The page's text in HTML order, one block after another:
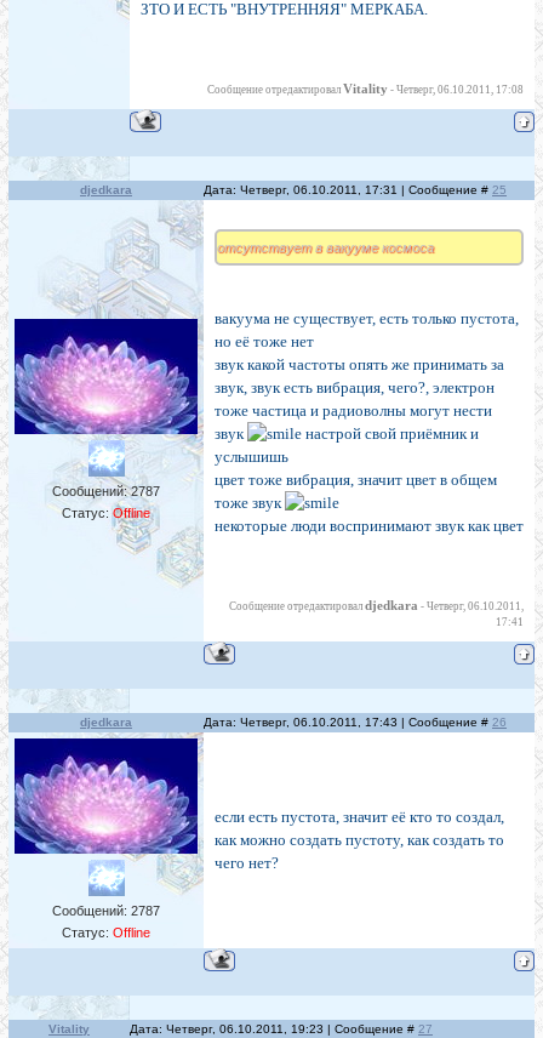
ЗТО И ЕСТЬ "ВНУТРЕННЯЯ" МЕРКАБА.
Сообщение отредактировал Vitality - Четверг, 06.10.2011, 17:08
djedkara Дата: Четверг, 06.10.2011, 17:31 | Сообщение # 25
Сообщений:2787
Статус: Offline
отсутствует в вакууме космоса
вакуума не существует, есть только пустота,
но её тоже нет
звук какой частоты опять же принимать за
звук, звук есть вибрация, чего?, электрон
тоже частица и радиоволны могут нести
звук
настрой свой приёмник и
услышишь
цвет тоже вибрация, значит цвет в общем
тоже звук
некоторые люди воспринимают звук как цвет
Сообщение отредактировал djedkara - Четверг, 06.10.2011,
17:41
djedkara Дата: Четверг, 06.10.2011, 17:43 | Сообщение # 26
Сообщений: 2787
Статус: Offline
если есть пустота, значит её кто то создал,
как можно создать пустоту, как создать то
чего нет?
Vitality Дата: Четверг, 06.10.2011, 19:23 | Сообщение # 27